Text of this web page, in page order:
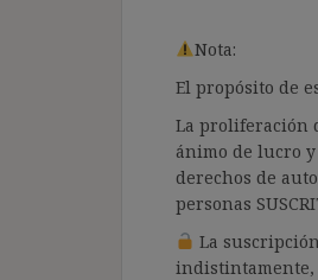
Nota:
El propósito de
La proliferación
ánimo de lucro
derechos de
personas
La
indistintamente,